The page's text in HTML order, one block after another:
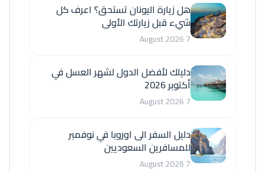
هل زيارة اليونان تستحق؟ اعرف كل
شيء قبل زيارتك الأولى
7 August 2026
دليلك لأفضل الدول لشهر العسل في
أكتوبر 2026
7 August 2026
دليل السفر الى اوروبا في نوفمبر
للمسافرين السعوديين
7 August 2026